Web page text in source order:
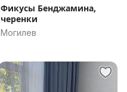
Фикусы Бенджамина,
черенки
Могилев